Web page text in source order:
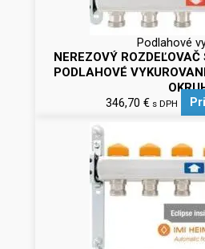
Podlahové
NEREZOVÝ
PODLAHOVÉ
346,70 € s DPH